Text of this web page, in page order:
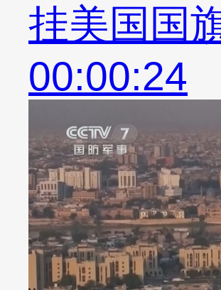
挂美国国
00:00:24